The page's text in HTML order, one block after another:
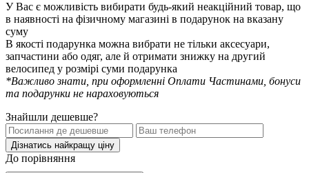
У Вас є можливість вибирати будь-який неакційний товар, що
в наявності на фізичному магазині в подарунок на вказану
суму
В якості подарунка можна вибрати не тільки аксесуари,
запчастини або одяг, але й отримати знижку на другий
велосипед у розмірі суми подарунка
*Важливо знати, при оформленні Оплати Частинами, бонуси
та подарунки не нараховуються
Знайшли дешевше?
Дізнатись найкращу ціну
До порівняння